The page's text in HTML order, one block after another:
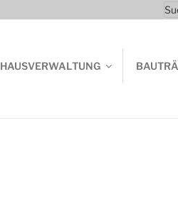
HAUSVERWALTUNG